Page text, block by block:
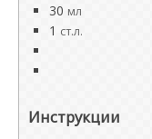
30 мл
1 ст.л.
Инструкции